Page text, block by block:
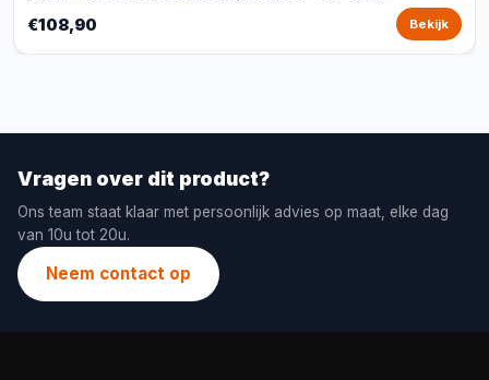
€108,90 Bekijk
Vragen over dit product?
Ons team staat klaar met persoonlijk advies op maat, elke dag
van 10u tot 20u.
Neem contact op